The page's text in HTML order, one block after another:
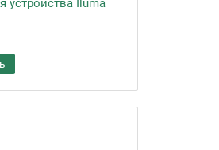
устройства Iluma